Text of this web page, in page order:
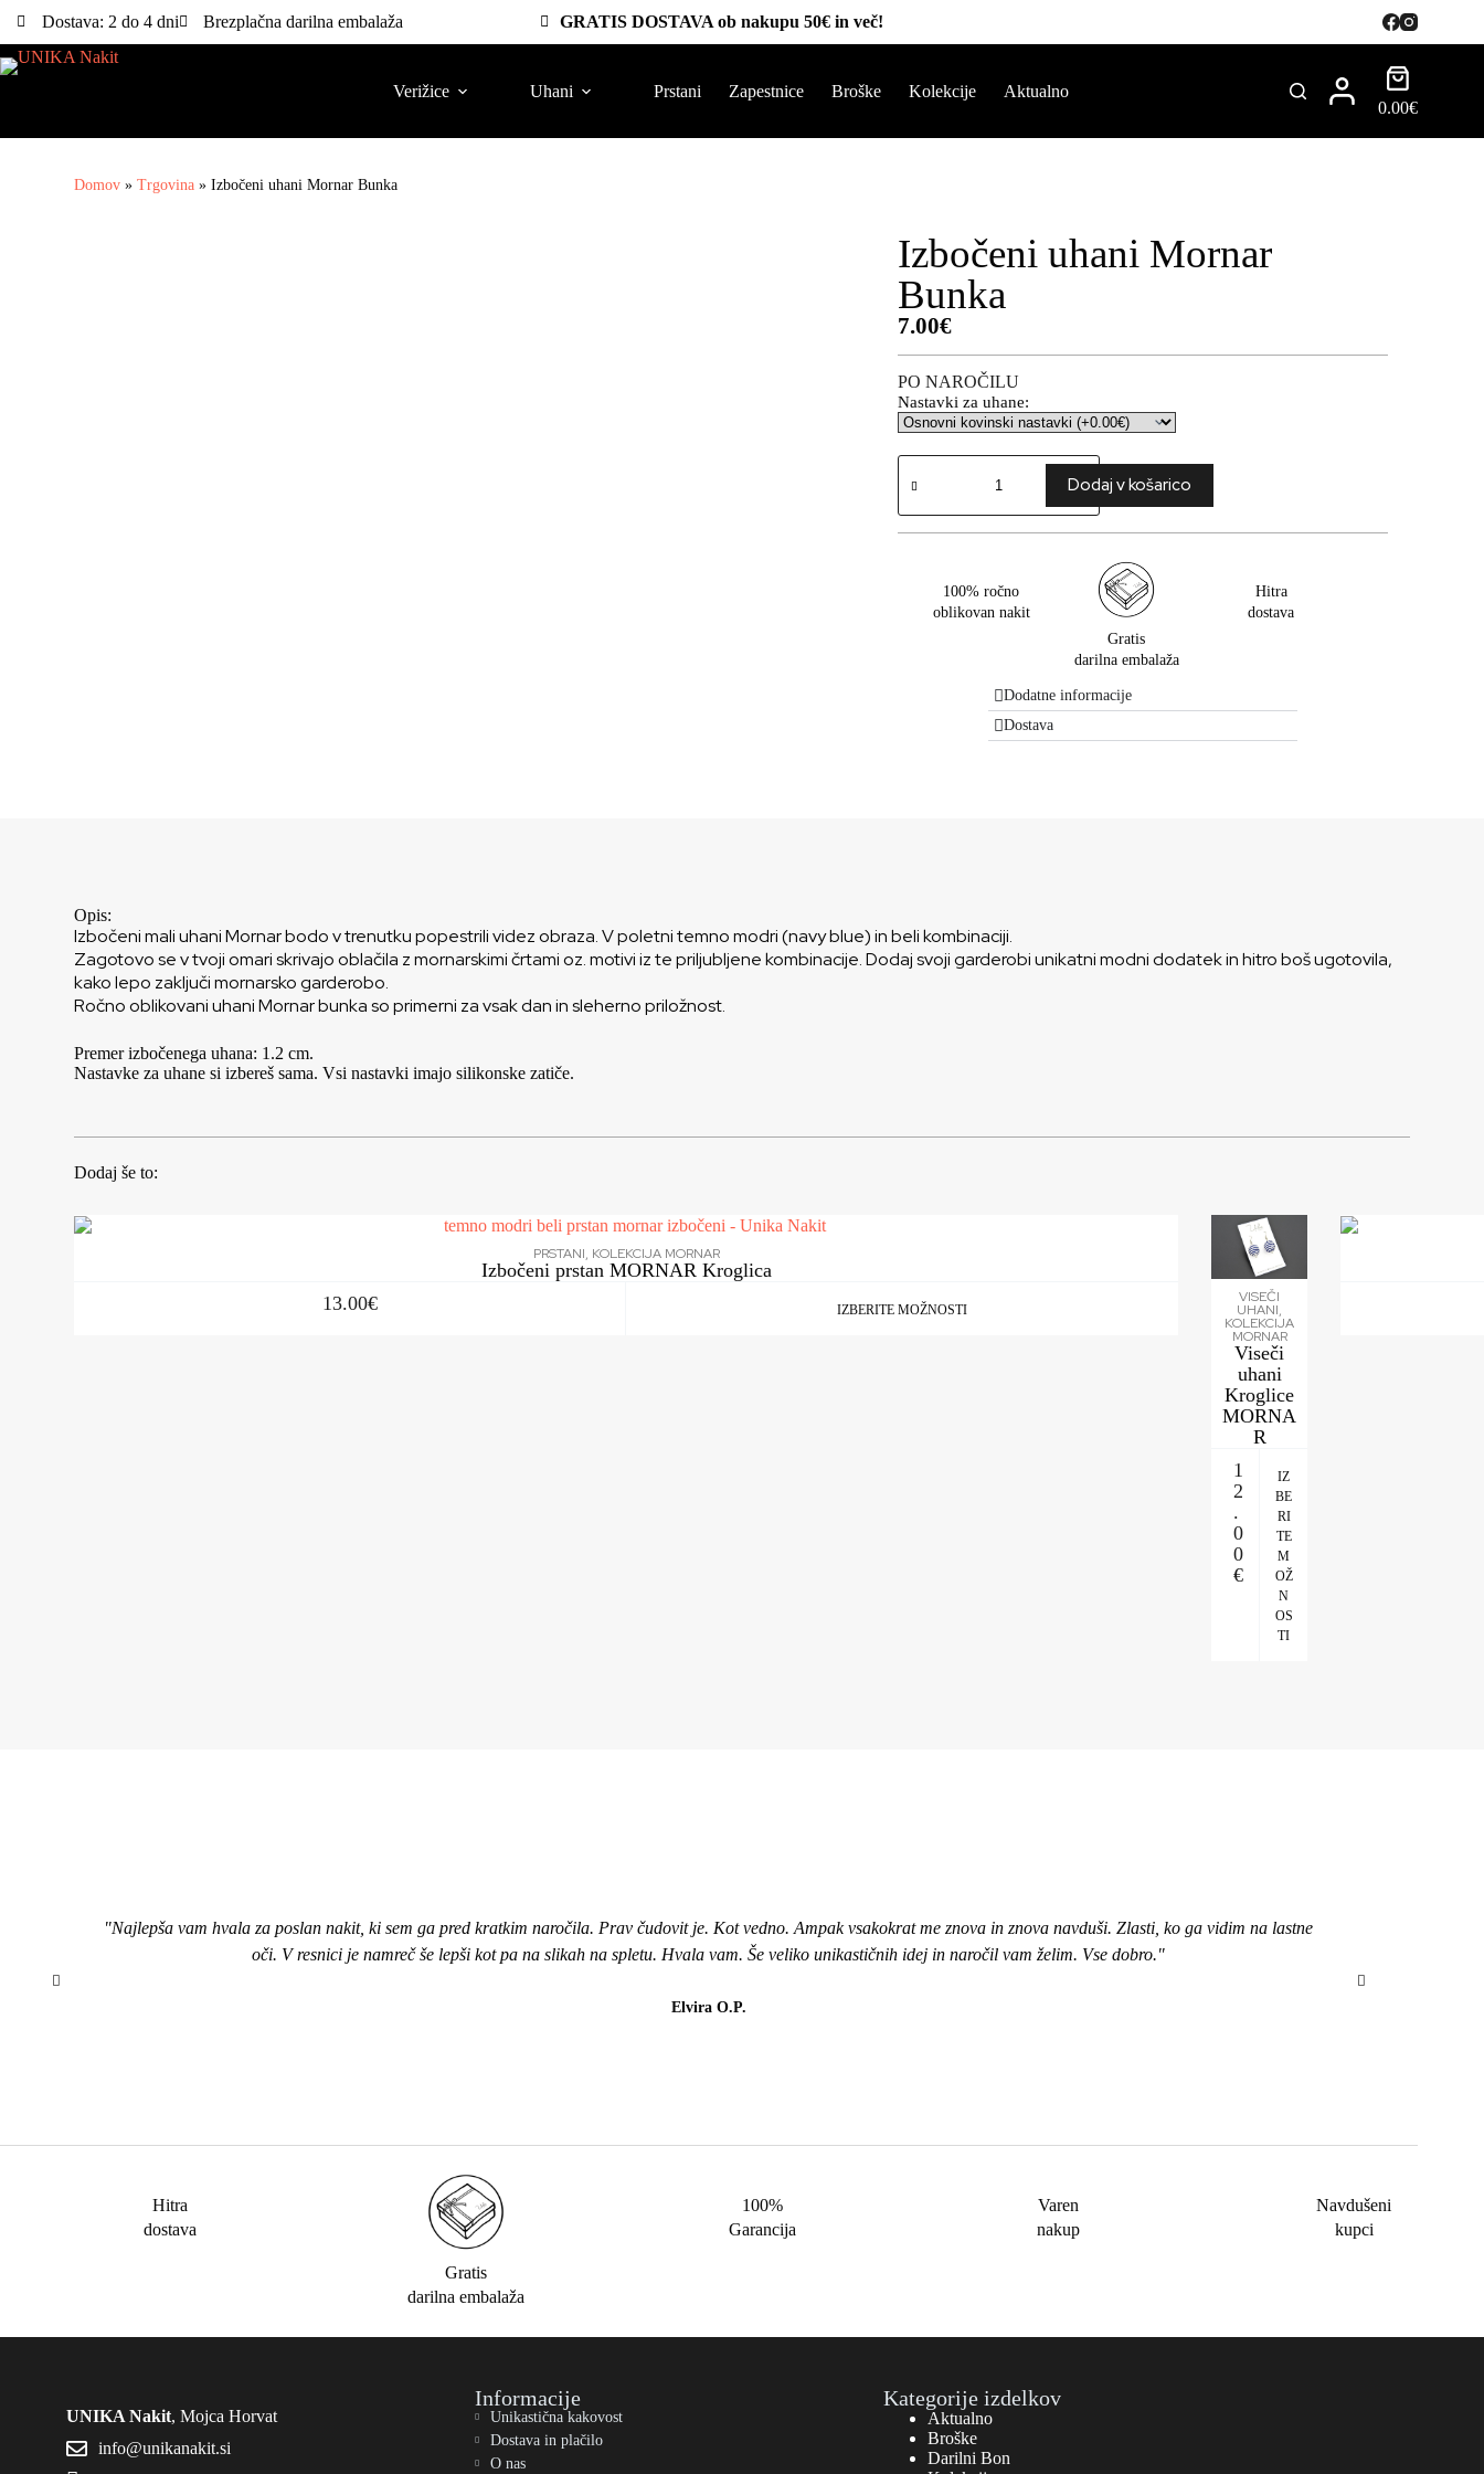
Dostava: 2 do 4 dni Brezplačna darilna embalaža GRATIS DOSTAVA ob nakupu 50€ in več!
Verižice Uhani Prstani Zapestnice Broške Kolekcije
Aktualno
0.00€
Domov »Trgovina »Izbočeni uhani Mornar Bunka
Izbočeni uhani Mornar
Bunka
7.00€
PO NAROČILU
Nastavki za uhane:
Dodaj v košarico
100% ročno
oblikovan nakit
Gratis
darilna embalaža
Hitra
dostava
Dodatne informacije
Dostava
Opis:
Izbočeni mali uhani Mornar bodo v trenutku popestrili videz obraza. V poletni temno modri (navy blue) in beli kombinaciji.
Zagotovo se v tvoji omari skrivajo oblačila z mornarskimi črtami oz. motivi iz te priljubljene kombinacije. Dodaj svoji garderobi unikatni modni dodatek in hitro boš ugotovila,
kako lepo zaključi mornarsko garderobo.
Ročno oblikovani uhani Mornar bunka so primerni za vsak dan in sleherno priložnost.
Premer izbočenega uhana: 1.2 cm.
Nastavke za uhane si izbereš sama. Vsi nastavki imajo silikonske zatiče.
Dodaj še to:
PRSTANI, KOLEKCIJA MORNAR
Izbočeni prstan MORNAR Kroglica
13.00€ IZBERITE MOŽNOSTI
VISEČI
UHANI,
KOLEKCIJA
MORNAR
Viseči
uhani
Kroglice
MORNA
R
1
2
.
0
0
€
IZ
BE
RI
TE
M
OŽ
N
OS
TI
"Najlepša vam hvala za poslan nakit, ki sem ga pred kratkim naročila. Prav čudovit je. Kot vedno. Ampak vsakokrat me znova in znova navduši. Zlasti, ko ga vidim na lastne
oči. V resnici je namreč še lepši kot pa na slikah na spletu. Hvala vam. Še veliko unikastičnih idej in naročil vam želim. Vse dobro."
Elvira O.P.
Hitra
dostava
Gratis
darilna embalaža
100%
Garancija
Varen
nakup
Navdušeni
kupci
UNIKA Nakit, Mojca Horvat
info@unikanakit.si
Informacije
Unikastična kakovost
Dostava in plačilo
O nas
Kategorije izdelkov
Aktualno
Broške
Darilni Bon